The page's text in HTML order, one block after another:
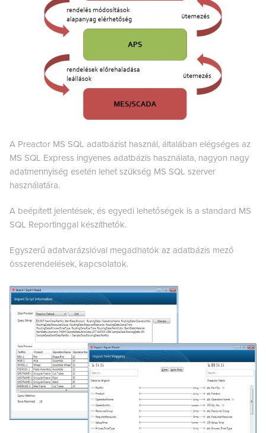
A Preactor MS SQL adatbázist használ, általában elégséges az
MS SQL Express ingyenes adatbázis használata, nagyon nagy
adatmennyiség esetén lehet szükség MS SQL szerver
használatára.
A beépített jelentések, és egyedi lehetőségek is a standard MS
SQL Reportinggal készíthetők.
Egyszerű adatvarázslóval megadhatók az adatbázis mező
összerendelések, kapcsolatok.